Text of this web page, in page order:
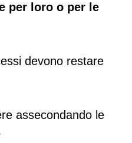
per loro o per le
devono restare
assecondando le